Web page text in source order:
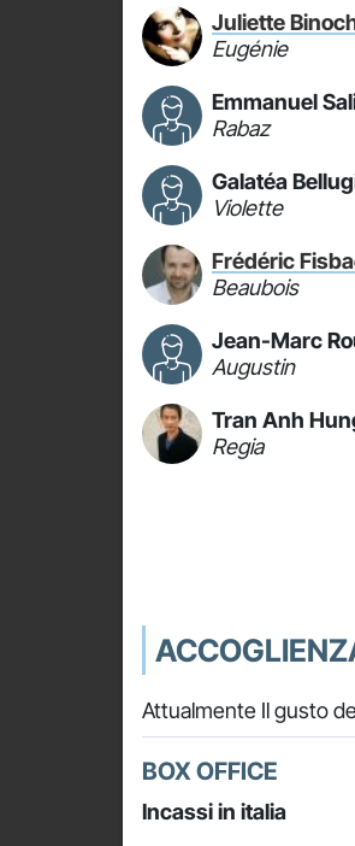
Juliette
Eugénie
Emmanuel
Rabaz
Galatéa
Violette
Frédéric
Beaubois
Jean-Marc
Augustin
Tran Anh
Regia
Attualmente Il gusto
BOX OFFICE
Incassi in italia